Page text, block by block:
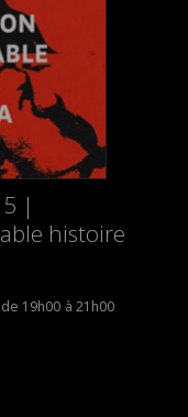
|
histoire
19h00 21h00